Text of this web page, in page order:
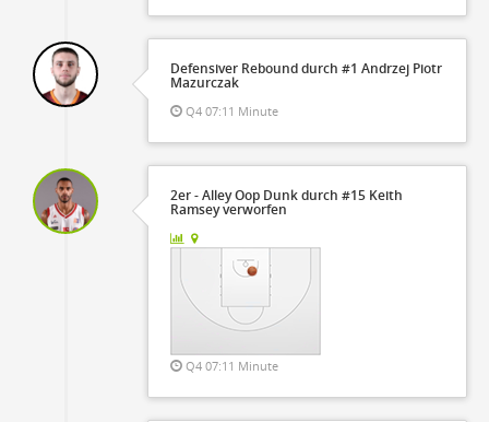
Defensiver Rebound durch #1 Andrzej Piotr
Mazurczak
Q4 07:11 Minute
2er - Alley Oop Dunk durch #15 Keith
Ramsey verworfen
Q4 07:11 Minute